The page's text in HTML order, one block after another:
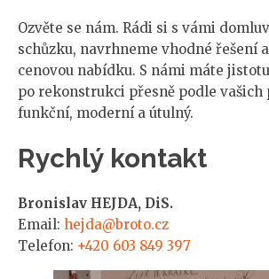
Ozvěte se nám. Rádi si s vámi
schůzku, navrhneme vhodné řešení
cenovou nabídku. S námi máte
po rekonstrukci přesně podle vašich
funkční, moderní a útulný.
Rychlý kontakt
Bronislav HEJDA, DiS.
Email: hejda@broto.cz
Telefon: +420 603 849 397